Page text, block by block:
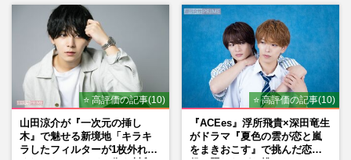
⭐ 高評価の記事(10)
山田涼介が『一次元の挿し
木』で魅せる新境地「キラキ
ラしたフィルターが1枚外れて
⭐ 高評価の記事(10)
『ACEes』浮所飛貴×深田竜生
がドラマ『夏色の雲が恋と嵐
をまきおこす』で挑んだ恋人